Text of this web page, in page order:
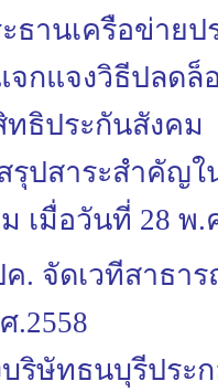
ธานเครือข่าย
จกแจงวิธีปลดล็
ทธิประกันสังคม
รุปสาระสำคัญใ
เมื่อวันที่ 28 พ.
. จัดเวทีสาธา
.2558
ริษัทธนบุรีประ